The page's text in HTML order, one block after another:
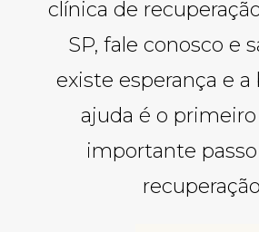
clínica de
SP, fale conosco e
existe esperança e a
ajuda é o
importante passo